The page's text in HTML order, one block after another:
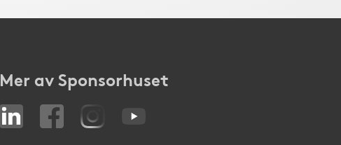
Mer av Sponsorhuset